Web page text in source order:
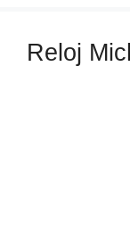
r
Reloj